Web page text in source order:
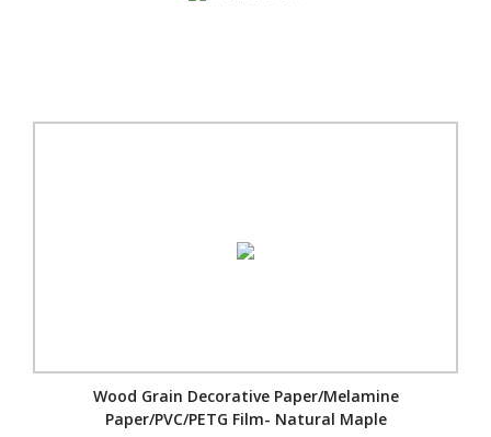
Wood Grain Decorative Paper/Melamine
Paper/PVC/PETG Film- Natural Maple